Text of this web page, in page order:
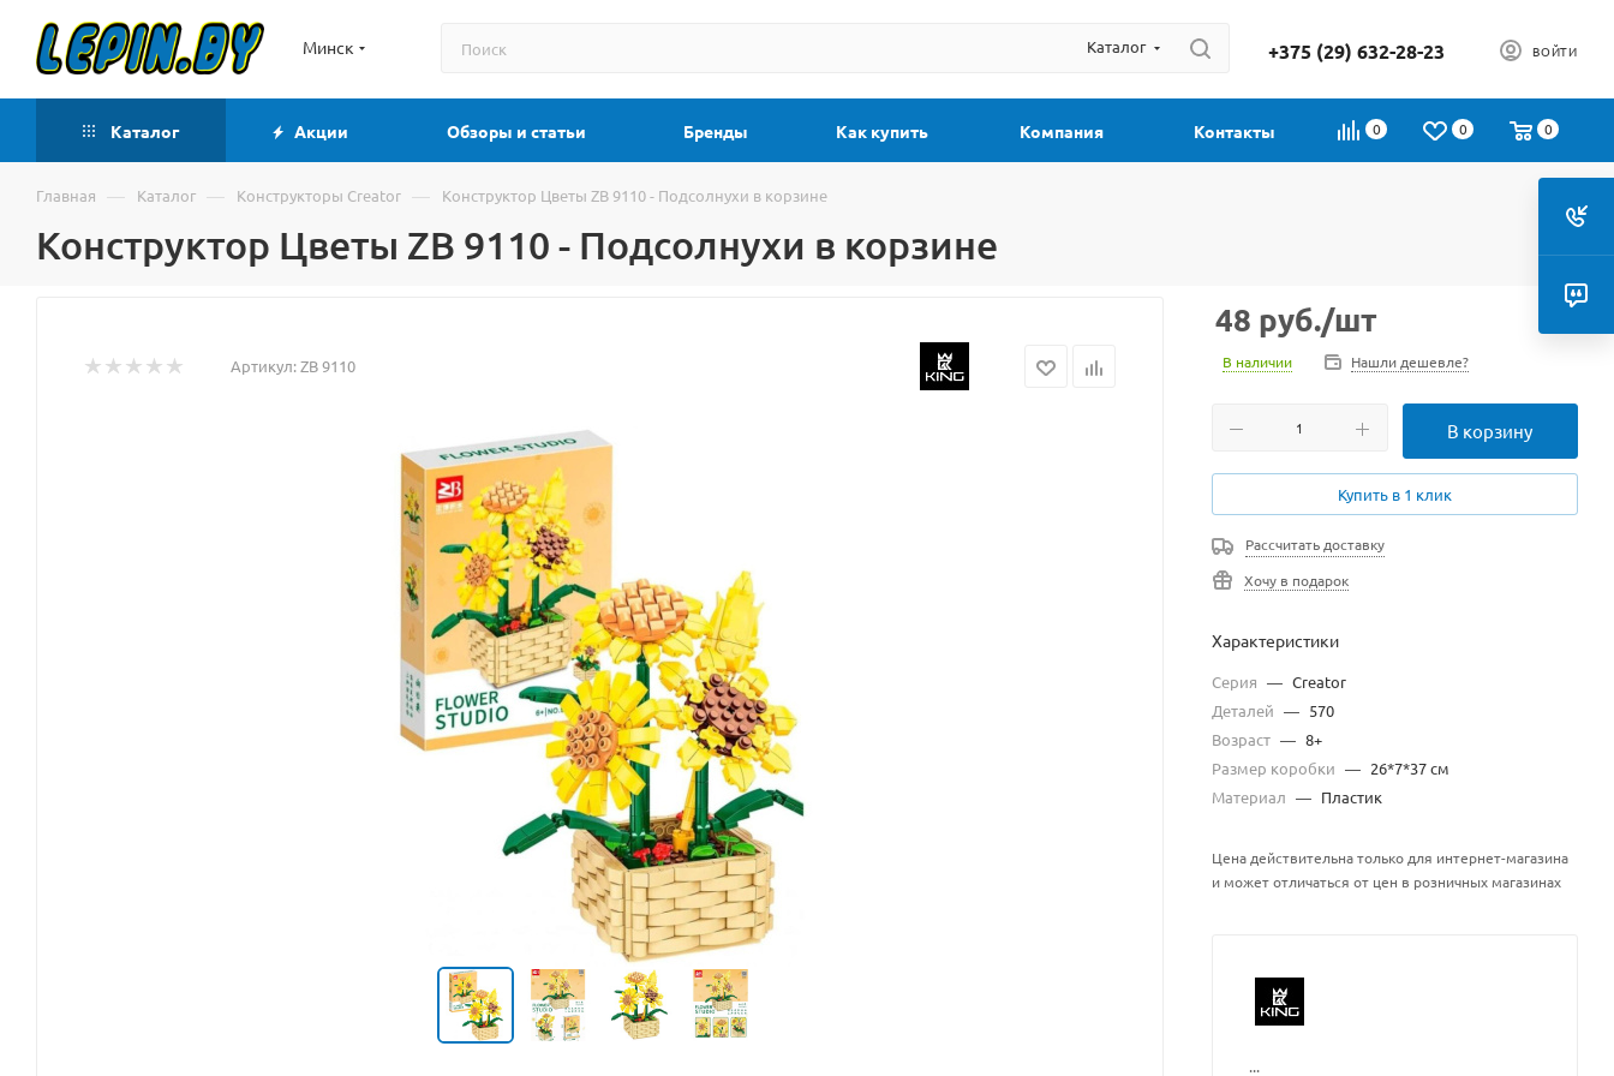
Минск Каталог +375 (29) 632-28-23 ВОЙТИ
0 0 0
Каталог Акции Обзоры и статьи Бренды Как купить Компания Контакты
Главная — Каталог — Конструкторы Creator — Конструктор Цветы ZB 9110 - Подсолнухи в корзине
Конструктор Цветы ZB 9110 - Подсолнухи в корзине
Артикул:ZB 9110
48 руб./шт
В наличии Нашли дешевле?
В корзину
Купить в 1 клик
Рассчитать доставку
Хочу в подарок
Характеристики
Серия — Creator
Деталей — 570
Возраст — 8+
Размер коробки — 26*7*37 см
Материал — Пластик
Цена действительна только для интернет-магазина
и может отличаться от цен в розничных магазинах
...